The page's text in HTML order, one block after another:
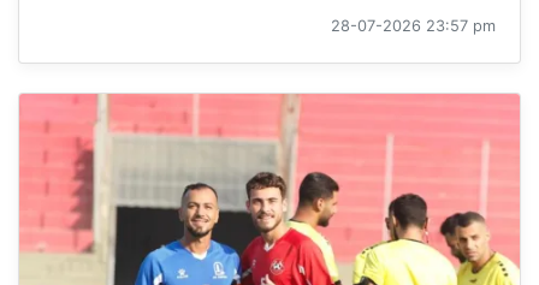
28-07-2026 23:57 pm